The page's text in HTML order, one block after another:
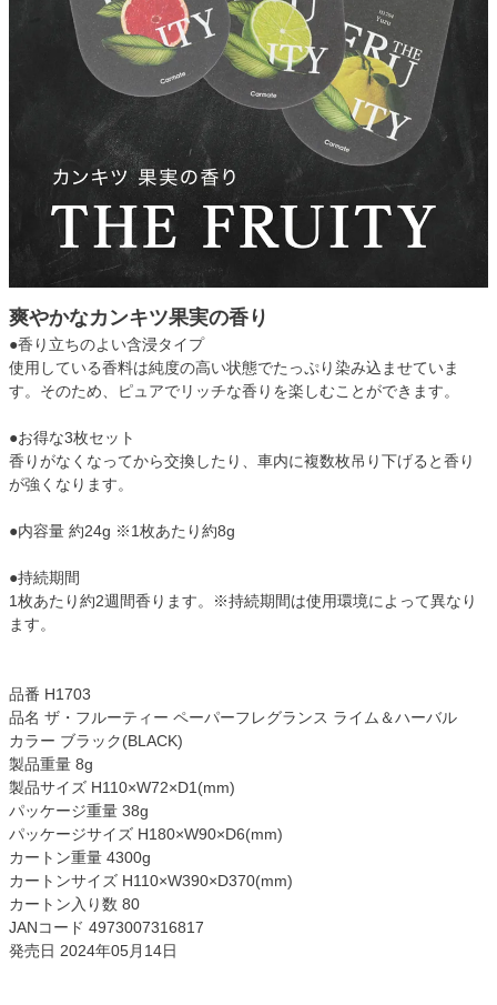
爽やかなカンキツ果実の香り
●香り立ちのよい含浸タイプ
使用している香料は純度の高い状態でたっぷり染み込ませていま
す。そのため、ピュアでリッチな香りを楽しむことができます。
●お得な3枚セット
香りがなくなってから交換したり、車内に複数枚吊り下げると香り
が強くなります。
●内容量 約24g ※1枚あたり約8g
●持続期間
1枚あたり約2週間香ります。※持続期間は使用環境によって異なり
ます。
品番 H1703
品名 ザ・フルーティー ペーパーフレグランス ライム＆ハーバル
カラー ブラック(BLACK)
製品重量 8g
製品サイズ H110×W72×D1(mm)
パッケージ重量 38g
パッケージサイズ H180×W90×D6(mm)
カートン重量 4300g
カートンサイズ H110×W390×D370(mm)
カートン入り数 80
JANコード 4973007316817
発売日 2024年05月14日